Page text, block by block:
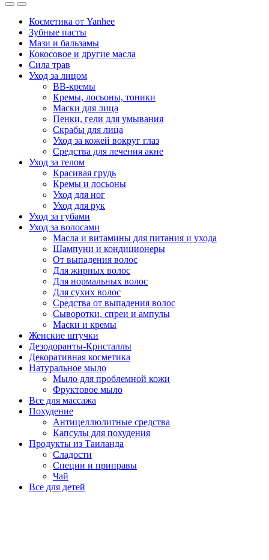
Косметика от Yanhee
Зубные пасты
Мази и бальзамы
Кокосовое и другие масла
Сила трав
Уход за лицом
BB-кремы
Кремы, лосьоны, тоники
Маски для лица
Пенки, гели для умывания
Скрабы для лица
Уход за кожей вокруг глаз
Средства для лечения акне
Уход за телом
Красивая грудь
Кремы и лосьоны
Уход для ног
Уход для рук
Уход за губами
Уход за волосами
Масла и витамины для питания и ухода
Шампуни и кондиционеры
От выпадения волос
Для жирных волос
Для нормальных волос
Для сухих волос
Средства от выпадения волос
Сыворотки, спреи и ампулы
Маски и кремы
Женские штучки
Дезодоранты-Кристаллы
Декоративная косметика
Натуральное мыло
Мыло для проблемной кожи
Фруктовое мыло
Все для массажа
Похудение
Антицеллюлитные средства
Капсулы для похудения
Продукты из Таиланда
Сладости
Специи и приправы
Чай
Все для детей